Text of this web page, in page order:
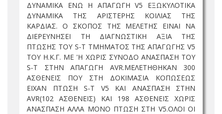
ΔΥΝΑΜΙΚΑ ΕΝΩ Η ΑΠΑΓΩΓΗ V5 ΕΞΩΚΥΛΟΤΙΚΑ
ΔΥΝΑΜΙΚΑ ΤΗΣ ΑΡΙΣΤΕΡΗΣ ΚΟΙΛΙΑΣ ΤΗΣ
ΚΑΡΔΙΑΣ. Ο ΣΚΟΠΟΣ ΤΗΣ ΜΕΛΕΤΗΣ ΕΙΝΑΙ ΝΑ
ΔΙΕΡΕΥΝΗΣΕΙ ΤΗ ΔΙΑΓΝΩΣΤΙΚΗ ΑΞΙΑ ΤΗΣ
ΠΤΩΣΗΣ ΤΟΥ S-T ΤΜΗΜΑΤΟΣ ΤΗΣ ΑΠΑΓΩΓΗΣ V5
ΤΟΥ Η.Κ.Γ. ΜΕ 'Η ΧΩΡΙΣ ΣΥΝΟΔΟ ΑΝΑΣΠΑΣΗ ΤΟΥ
S-T ΣΤΗΝ ΑΠΑΓΩΓΗ AVR.ΜΕΛΕΤΗΘΗΚΑΝ 300
ΑΣΘΕΝΕΙΣ ΠΟΥ ΣΤΗ ΔΟΚΙΜΑΣΙΑ ΚΟΠΩΣΕΩΣ
ΕΙΧΑΝ ΠΤΩΣΗ S-T V5 ΚΑΙ ΑΝΑΣΠΑΣΗ ΣΤΗΝ
AVR(102 ΑΣΘΕΝΕΙΣ) ΚΑΙ 198 ΑΣΘΕΝΕΙΣ ΧΩΡΙΣ
ΑΝΑΣΠΑΣΗ ΑΛΛΑ ΜΟΝΟ ΠΤΩΣΗ ΣΤΗ V5.ΟΛΟΙ ΟΙ